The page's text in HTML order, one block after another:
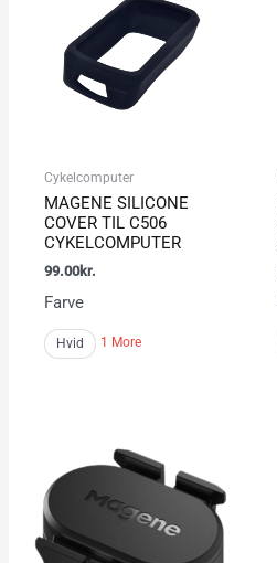
Cykelcomputer
MAGENE SILICONE
COVER TIL C506
CYKELCOMPUTER
99.00kr.
Farve
Hvid 1 More